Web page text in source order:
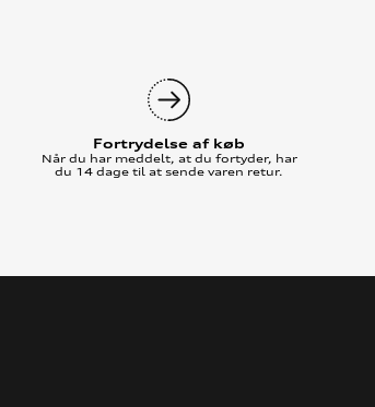
Fortrydelse af køb
Når du har meddelt, at du fortyder, har
du 14 dage til at sende varen retur.